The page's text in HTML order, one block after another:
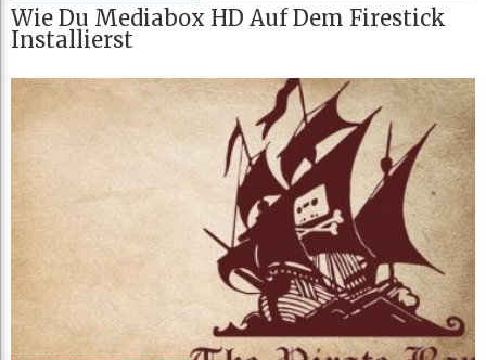
Wie Du Mediabox HD Auf Dem Firestick
Installierst